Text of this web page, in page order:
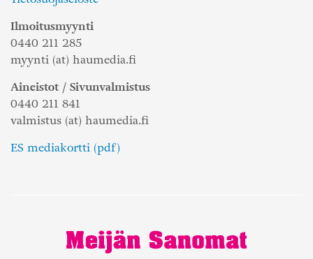
Ilmoitusmyynti
0440 211 285
myynti (at) haumedia.fi
Aineistot / Sivunvalmistus
0440 211 841
valmistus (at) haumedia.fi
ES mediakortti (pdf)